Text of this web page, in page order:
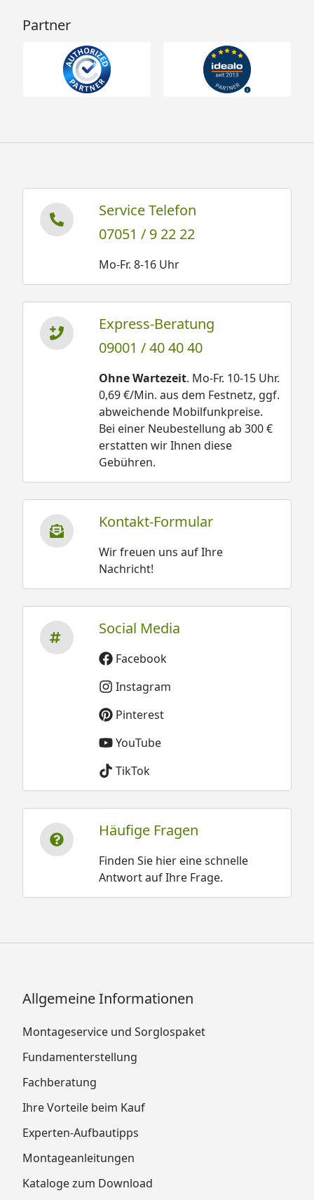
Partner
Service Telefon
07051 / 9 22 22
Mo-Fr. 8-16 Uhr
Express-Beratung
09001 / 40 40 40
Ohne Wartezeit. Mo-Fr. 10-15 Uhr.
0,69 €/Min. aus dem Festnetz, ggf.
abweichende Mobilfunkpreise.
Bei einer Neubestellung ab 300 €
erstatten wir Ihnen diese
Gebühren.
Kontakt-Formular
Wir freuen uns auf Ihre
Nachricht!
Social Media
Facebook
Instagram
Pinterest
YouTube
TikTok
Häufige Fragen
Finden Sie hier eine schnelle
Antwort auf Ihre Frage.
Allgemeine Informationen
Montageservice und Sorglospaket
Fundamenterstellung
Fachberatung
Ihre Vorteile beim Kauf
Experten-Aufbautipps
Montageanleitungen
Kataloge zum Download